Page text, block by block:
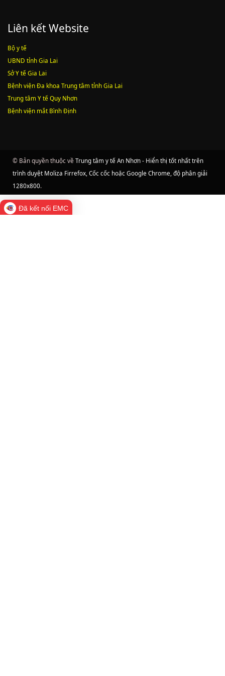
Liên kết Website
Bộ y tế
UBND tỉnh Gia Lai
Sở Y tế Gia Lai
Bệnh viện Đa khoa Trung tâm tỉnh Gia Lai
Trung tâm Y tế Quy Nhơn
Bệnh viện mắt Bình Định
© Bản quyền thuộc về Trung tâm y tế An Nhơn - Hiển thị tốt nhất trên
trình duyệt Moliza Firrefox, Cốc cốc hoặc Google Chrome, độ phân giải
1280x800.
Đã kết nối EMC